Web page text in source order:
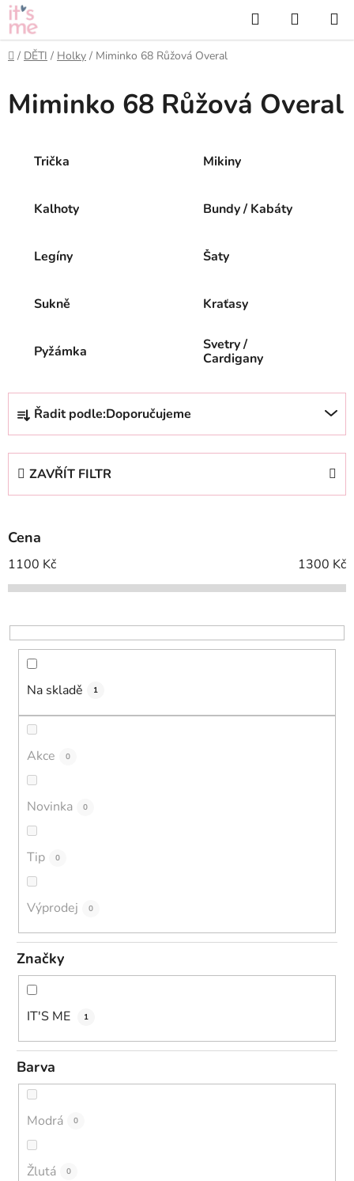
Přejít
na
obsah
Hledat
KOŠÍK
Domů
/ DĚTI / Holky / Miminko 68 Růžová Overal
Miminko 68 Růžová Overal
Trička Mikiny
Kalhoty Bundy / Kabáty
Legíny Šaty
Sukně Kraťasy
Pyžámka
Svetry /
Cardigany
Ř
z
p
r
o
d
k
t
Řadit podle:Doporučujeme
ZAVŘÍT FILTR
Cena
1100 Kč 1300 Kč
Na skladě 1
Akce 0
Novinka 0
Tip 0
Výprodej 0
Značky
IT'S ME 1
Barva
Modrá 0
Žlutá 0